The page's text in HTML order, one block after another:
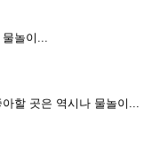
놀이...
할 곳은 역시나 물놀이...